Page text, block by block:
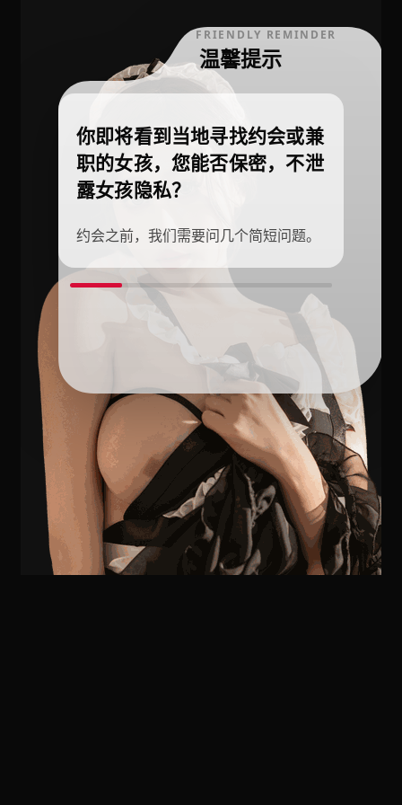
FRIENDLY REMINDER
温馨提示
你即将看到当地寻找约会或兼
职的女孩，您能否保密，不泄
露女孩隐私？
约会之前，我们需要问几个简短问题。